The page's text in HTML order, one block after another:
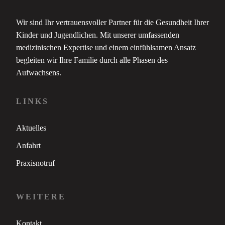
Wir sind Ihr vertrauensvoller Partner für die Gesundheit Ihrer
Kinder und Jugendlichen. Mit unserer umfassenden
medizinischen Expertise und einem einfühlsamen Ansatz
begleiten wir Ihre Familie durch alle Phasen des
Aufwachsens.
LINKS
Aktuelles
Anfahrt
Praxisnotruf
WEITERE
Kontakt